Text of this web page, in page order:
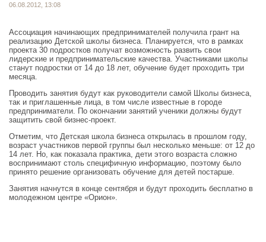
06.08.2012, 13:08
Ассоциация начинающих предпринимателей получила грант на
реализацию Детской школы бизнеса. Планируется, что в рамках
проекта 30 подростков получат возможность развить свои
лидерские и предпринимательские качества. Участниками школы
станут подростки от 14 до 18 лет, обучение будет проходить три
месяца.
Проводить занятия будут как руководители самой Школы бизнеса,
так и приглашенные лица, в том числе известные в городе
предприниматели. По окончании занятий ученики должны будут
защитить свой бизнес-проект.
Отметим, что Детская школа бизнеса открылась в прошлом году,
возраст участников первой группы был несколько меньше: от 12 до
14 лет. Но, как показала практика, дети этого возраста сложно
воспринимают столь специфичную информацию, поэтому было
принято решение организовать обучение для детей постарше.
Занятия начнутся в конце сентября и будут проходить бесплатно в
молодежном центре «Орион».